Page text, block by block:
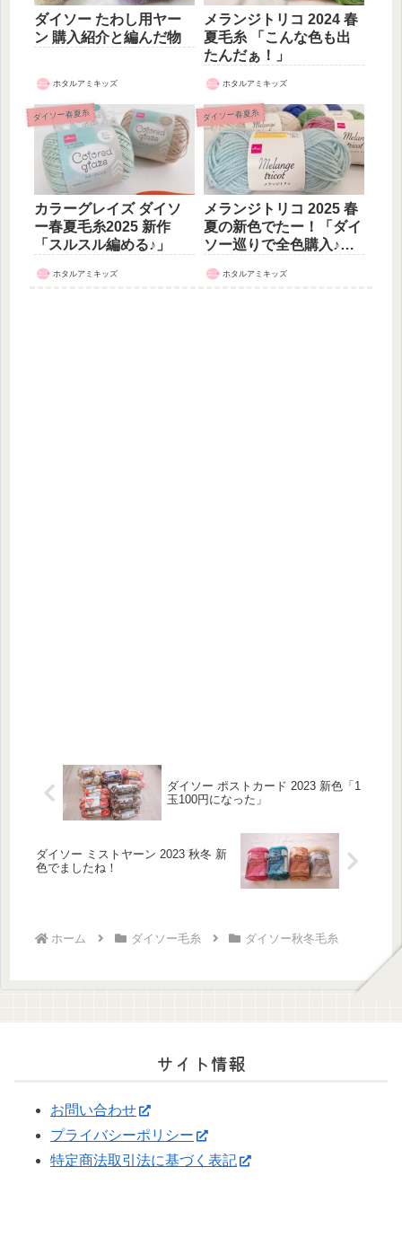
ダイソー たわし用ヤー
ン 購入紹介と編んだ物
ホタルアミキッズ
メランジトリコ 2024 春
夏毛糸 「こんな色も出
たんだぁ！」
ホタルアミキッズ
ダイソー春夏糸
カラーグレイズ ダイソ
ー春夏毛糸2025 新作
「スルスル編める♪」
ホタルアミキッズ
ダイソー春夏糸
メランジトリコ 2025 春
夏の新色でたー！「ダイ
ソー巡りで全色購入♪編
ホタルアミキッズ
ダイソー ポストカード 2023 新色「1
玉100円になった」
ダイソー ミストヤーン 2023 秋冬 新
色でましたね！
ホーム ダイソー毛糸 ダイソー秋冬毛糸
サイト情報
お問い合わせ
プライバシーポリシー
特定商法取引法に基づく表記